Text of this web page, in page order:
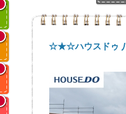
☆★☆ハウスドゥ